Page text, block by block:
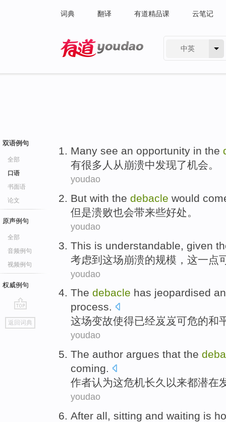
词典 翻译 有道精品课 云笔记
中英
双语例句
全部
口语
书面语
论文
原声例句
全部
音频例句
视频例句
权威例句
go
top
返回词典
Many see an opportunity in the
有很多人 从 崩溃中发现了机会。
youdao
But with the debacle would
但是溃败也会带来些好处。
youdao
This is understandable given
考虑到这场崩溃的规模 ， 这一点
youdao
The debacle has jeopardised
process.
这场变故使得已经岌岌可危的和
youdao
The author argues that the
coming.
作者认为这危机长久以来都潜在
youdao
After all, sitting and waiting is